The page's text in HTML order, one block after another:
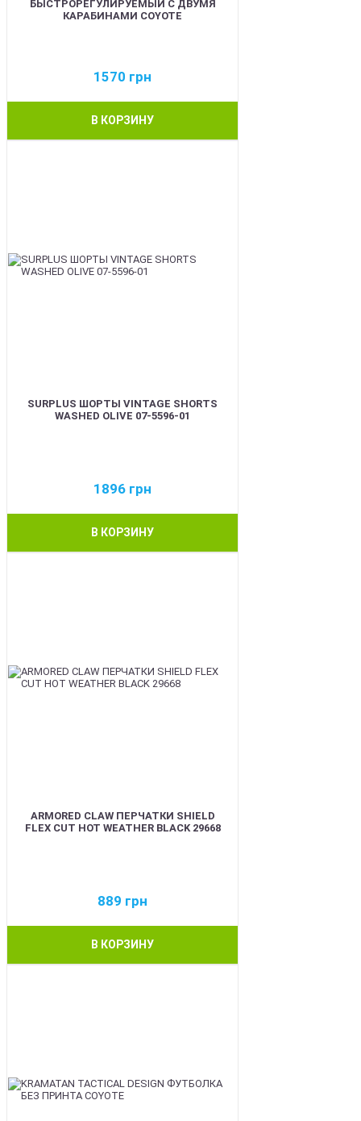
БЫСТРОРЕГУЛИРУЕМЫЙ С ДВУМЯ
КАРАБИНАМИ COYOTE
1570 грн
В КОРЗИНУ
SURPLUS ШОРТЫ VINTAGE SHORTS
WASHED OLIVE 07-5596-01
1896 грн
В КОРЗИНУ
ARMORED CLAW ПЕРЧАТКИ SHIELD
FLEX CUT HOT WEATHER BLACK 29668
889 грн
В КОРЗИНУ